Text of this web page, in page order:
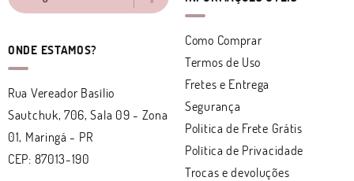
ONDE ESTAMOS?
Rua Vereador Basílio
Sautchuk, 706, Sala 09 - Zona
01, Maringá - PR
CEP: 87013-190
Como Comprar
Termos de Uso
Fretes e Entrega
Segurança
Politica de Frete Grátis
Política de Privacidade
Trocas e devoluções